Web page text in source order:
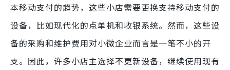
本移动支付的趋势，这些小店需要更换支持移动支付的
设备，比如现代化的点单机和收银系统。然而，这些设
备的采购和维护费用对小微企业而言是一笔不小的开
支。因此，许多小店主选择不更新设备，继续使用现有